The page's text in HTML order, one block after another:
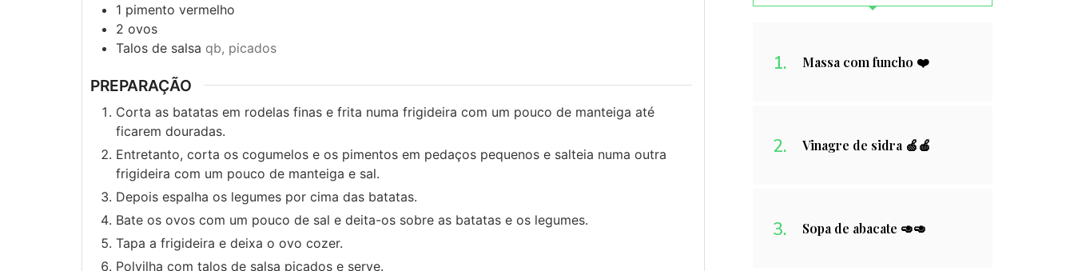
1 pimento vermelho
2 ovos
Talos de salsa qb, picados
PREPARAÇÃO
Corta as batatas em rodelas finas e frita numa frigideira com um pouco de manteiga até
ficarem douradas.
Entretanto, corta os cogumelos e os pimentos em pedaços pequenos e salteia numa outra
frigideira com um pouco de manteiga e sal.
Depois espalha os legumes por cima das batatas.
Bate os ovos com um pouco de sal e deita-os sobre as batatas e os legumes.
Tapa a frigideira e deixa o ovo cozer.
Polvilha com talos de salsa picados e serve.
Massa com funcho ❤️
Vinagre de sidra 🍏🍎
Sopa de abacate 🥑🥑